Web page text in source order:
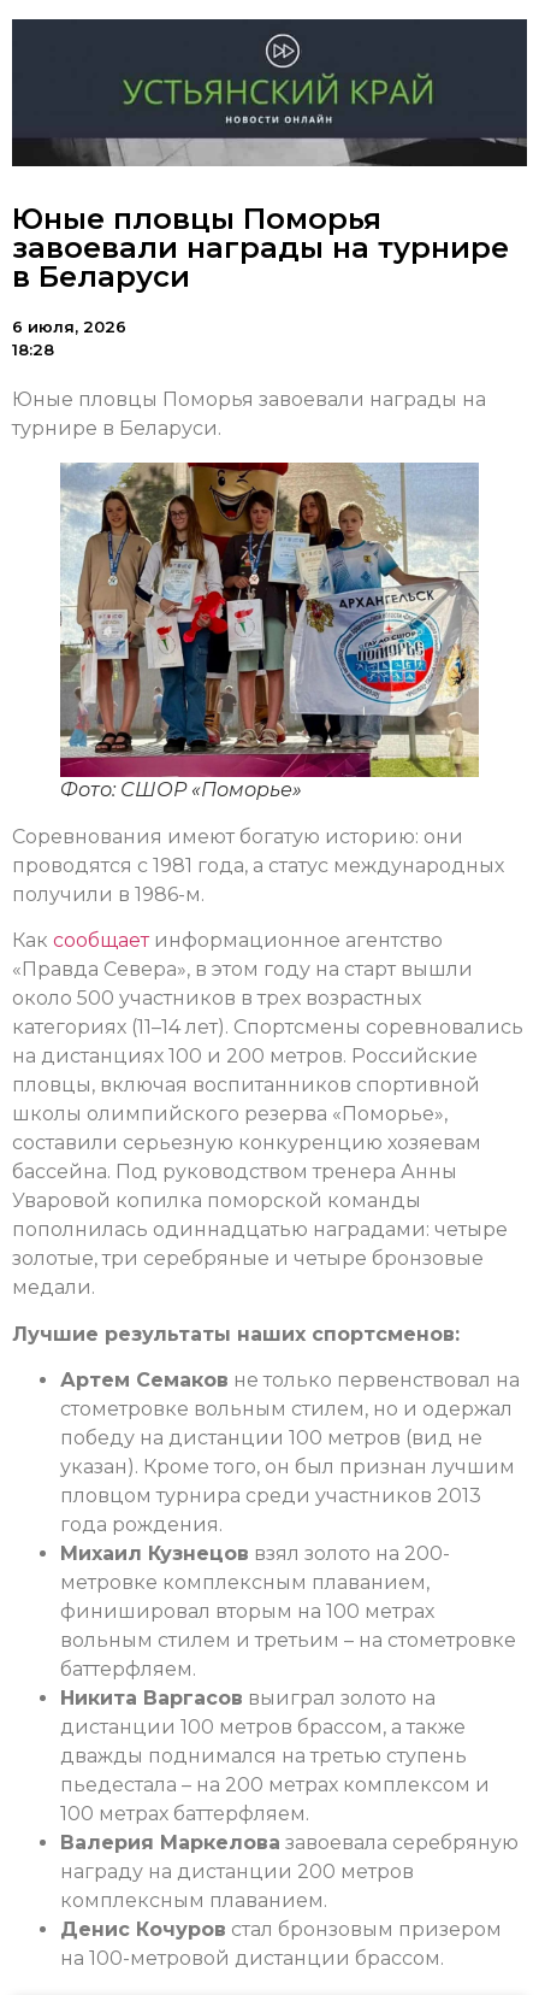
Юные пловцы Поморья
завоевали награды на турнире
в Беларуси
6 июля, 2026
18:28
Юные пловцы Поморья завоевали награды на
турнире в Беларуси.
Фото: СШОР «Поморье»
Соревнования имеют богатую историю: они
проводятся с 1981 года, а статус международных
получили в 1986-м.
Как сообщаетинформационное агентство
«Правда Севера», в этом году на старт вышли
около 500 участников в трех возрастных
категориях (11–14 лет). Спортсмены соревновались
на дистанциях 100 и 200 метров. Российские
пловцы, включая воспитанников спортивной
школы олимпийского резерва «Поморье»,
составили серьезную конкуренцию хозяевам
бассейна. Под руководством тренера Анны
Уваровой копилка поморской команды
пополнилась одиннадцатью наградами: четыре
золотые, три серебряные и четыре бронзовые
медали.
Лучшие результаты наших спортсменов:
Артем Семаков не только первенствовал на
стометровке вольным стилем, но и одержал
победу на дистанции 100 метров (вид не
указан). Кроме того, он был признан лучшим
пловцом турнира среди участников 2013
года рождения.
Михаил Кузнецов взял золото на 200-
метровке комплексным плаванием,
финишировал вторым на 100 метрах
вольным стилем и третьим – на стометровке
баттерфляем.
Никита Варгасов выиграл золото на
дистанции 100 метров брассом, а также
дважды поднимался на третью ступень
пьедестала – на 200 метрах комплексом и
100 метрах баттерфляем.
Валерия Маркелова завоевала серебряную
награду на дистанции 200 метров
комплексным плаванием.
Денис Кочуров стал бронзовым призером
на 100-метровой дистанции брассом.